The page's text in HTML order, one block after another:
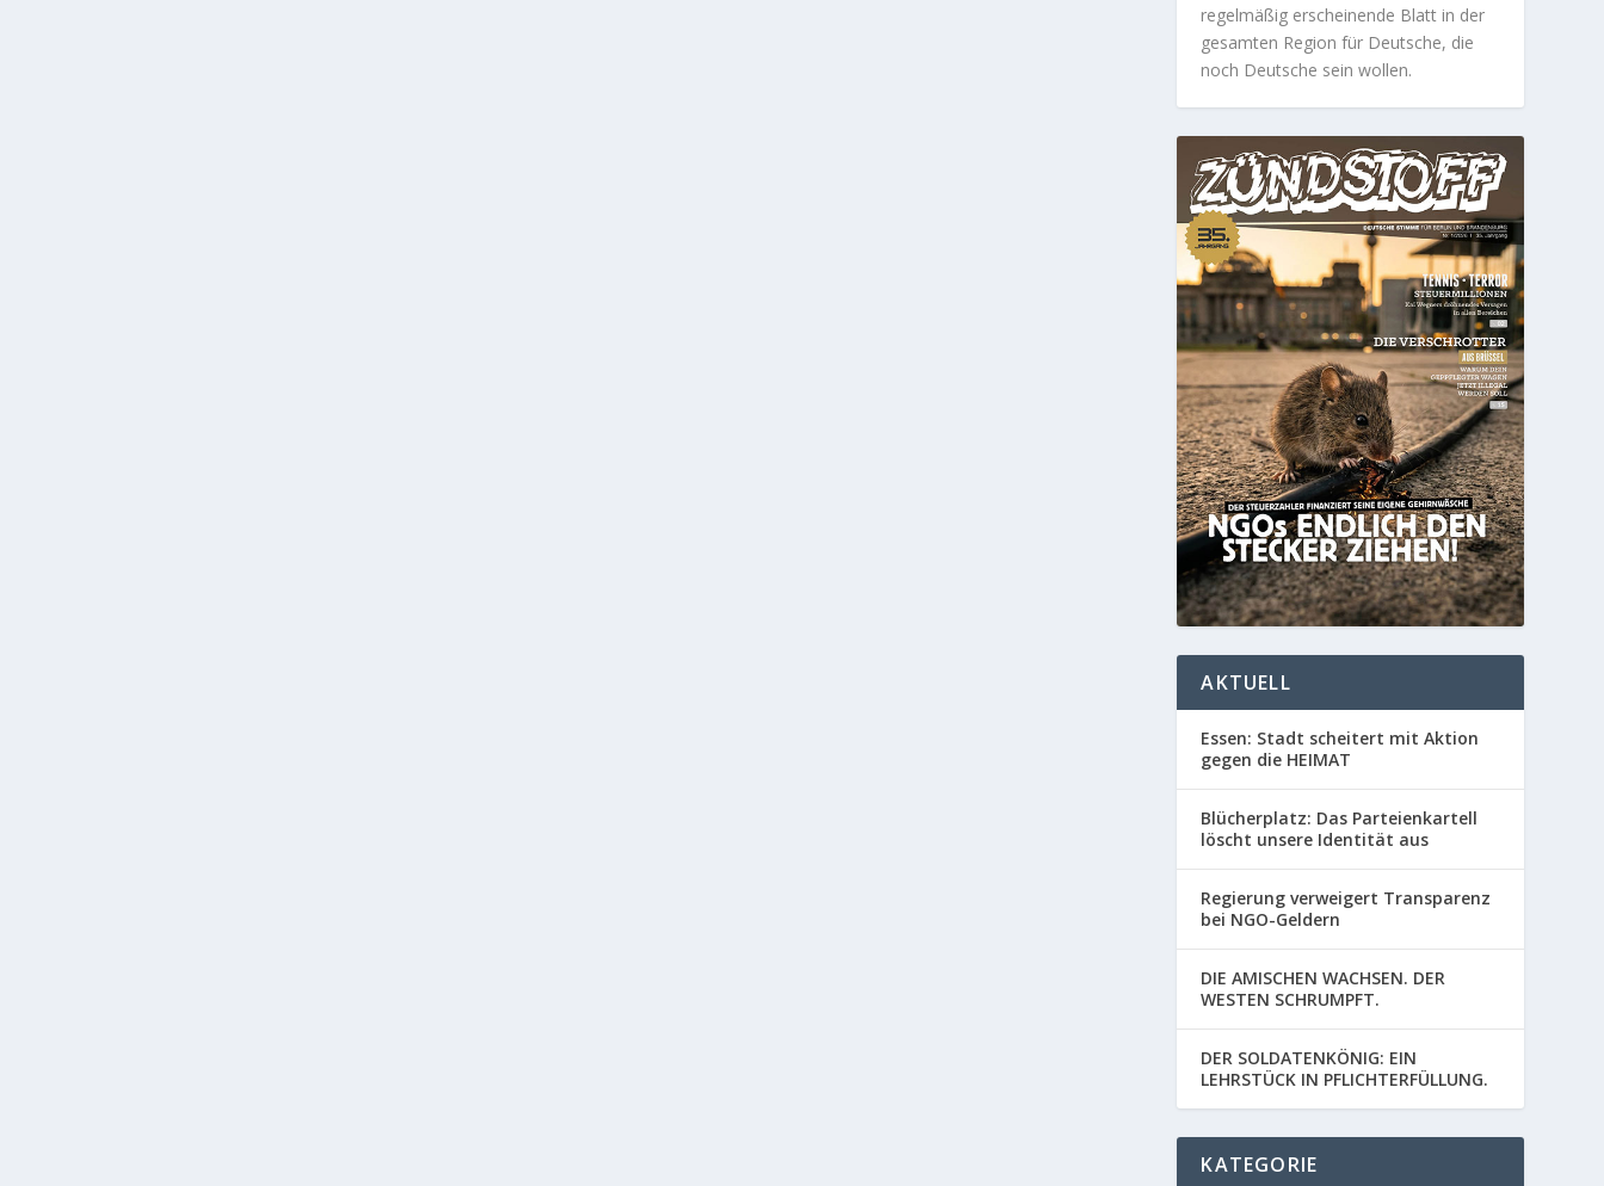
regelmäßig erscheinende Blatt in der
gesamten Region für Deutsche, die
noch Deutsche sein wollen.
AKTUELL
Essen: Stadt scheitert mit Aktion
gegen die HEIMAT
Blücherplatz: Das Parteienkartell
löscht unsere Identität aus
Regierung verweigert Transparenz
bei NGO-Geldern
DIE AMISCHEN WACHSEN. DER
WESTEN SCHRUMPFT.
DER SOLDATENKÖNIG: EIN
LEHRSTÜCK IN PFLICHTERFÜLLUNG.
KATEGORIE